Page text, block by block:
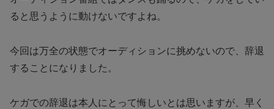
ると思うように動けないですよね。
今回は万全の状態でオーディションに挑めないので、辞退
することになりました。
ケガでの辞退は本人にとって悔しいとは思いますが、早く